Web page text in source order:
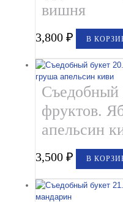
вишня
3,800₽ В
Съедобный
фруктов.
апельсин
3,500₽ В